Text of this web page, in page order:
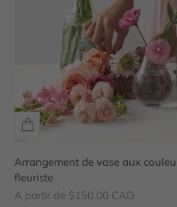
Arrangement de vase aux
fleuriste
Prix de vente
A partir de $150.00 CAD